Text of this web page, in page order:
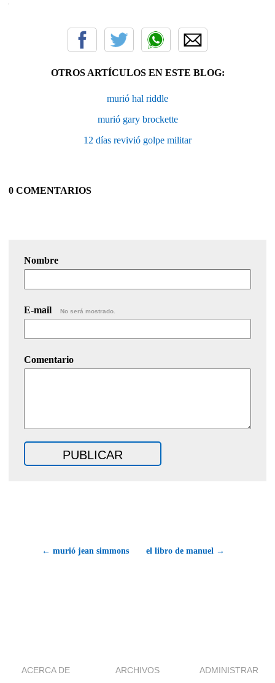
OTROS ARTÍCULOS EN ESTE BLOG:
murió hal riddle
murió gary brockette
12 días revivió golpe militar
0 COMENTARIOS
Nombre
E-mail No será mostrado.
Comentario
← murió jean simmons el libro de manuel →
ACERCA DE ARCHIVOS ADMINISTRAR